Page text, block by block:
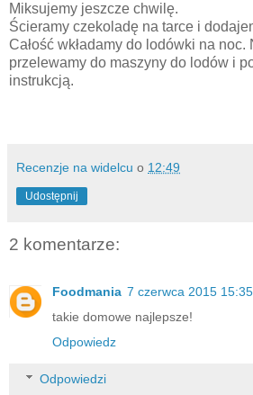
Miksujemy jeszcze chwilę.
Ścieramy czekoladę na tarce i
Całość wkładamy do lodówki na noc.
przelewamy do maszyny do lodów i
instrukcją.
Recenzje na widelcu o 12:49
Udostępnij
2 komentarze:
Foodmania 7 czerwca 2015 15:35
takie domowe najlepsze!
Odpowiedz
Odpowiedzi